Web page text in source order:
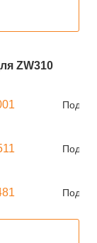
ZW310
Под
Под
Под